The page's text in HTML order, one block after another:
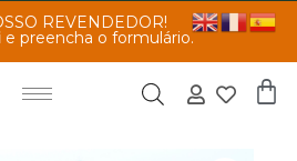
REVENDEDOR!
e preencha o formulário.